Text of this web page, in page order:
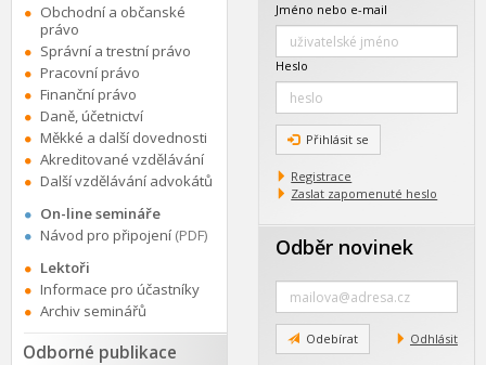
Obchodní a občanské
právo
Správní a trestní právo
Pracovní právo
Finanční právo
Daně, účetnictví
Měkké a další dovednosti
Akreditované vzdělávání
Další vzdělávání advokátů
On-line semináře
Návod pro připojení (PDF)
Lektoři
Informace pro účastníky
Archiv seminářů
Odborné publikace
Jméno nebo e-mail
Heslo
Přihlásit se
Registrace
Zaslat zapomenuté heslo
Odběr novinek
Zadejte
mail
Odebírat Odhlásit